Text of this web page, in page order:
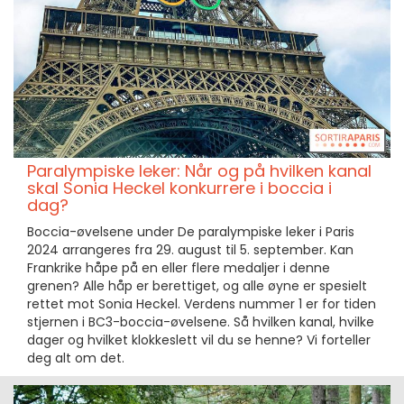
Paralympiske leker: Når og på hvilken kanal
skal Sonia Heckel konkurrere i boccia i
dag?
Boccia-øvelsene under De paralympiske leker i Paris
2024 arrangeres fra 29. august til 5. september. Kan
Frankrike håpe på en eller flere medaljer i denne
grenen? Alle håp er berettiget, og alle øyne er spesielt
rettet mot Sonia Heckel. Verdens nummer 1 er for tiden
stjernen i BC3-boccia-øvelsene. Så hvilken kanal, hvilke
dager og hvilket klokkeslett vil du se henne? Vi forteller
deg alt om det.